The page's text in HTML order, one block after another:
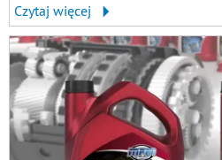
Czytaj więcej